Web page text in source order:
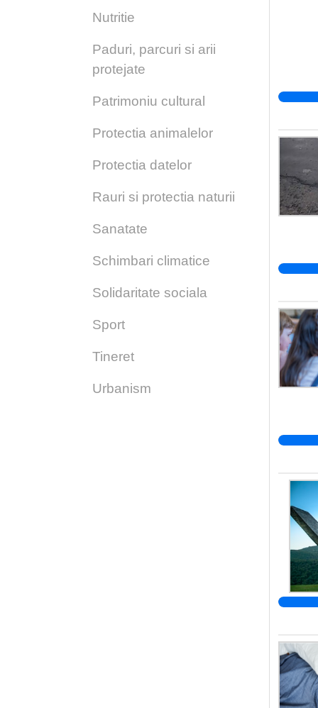
Nutritie
Paduri, parcuri si arii
protejate
Patrimoniu cultural
Protectia animalelor
Protectia datelor
Rauri si protectia naturii
Sanatate
Schimbari climatice
Solidaritate sociala
Sport
Tineret
Urbanism